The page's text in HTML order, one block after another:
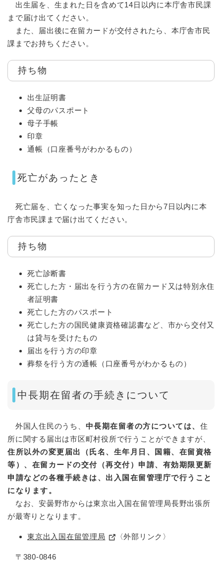
出生届を、生まれた日を含めて14日以内に本庁舎市民課
まで届け出てください。
また、届出後に在留カードが交付されたら、本庁舎市民
課までお持ちください。
持ち物
出生証明書
父母のパスポート
母子手帳
印章
通帳（口座番号がわかるもの）
死亡があったとき
死亡届を、亡くなった事実を知った日から7日以内に本
庁舎市民課まで届け出てください。
持ち物
死亡診断書
死亡した方・届出を行う方の在留カード又は特別永住
者証明書
死亡した方のパスポート
死亡した方の国民健康資格確認書など、市から交付又
は貸与を受けたもの
届出を行う方の印章
葬祭を行う方の通帳（口座番号がわかるもの）
中長期在留者の手続きについて
外国人住民のうち、 中長期在留者の方については、 住
所に関する届出は市区町村役所で行うことができますが、
住所以外の変更届出（氏名、生年月日、国籍、在留資格
等）、在留カードの交付（再交付）申請、有効期限更新
申請などの各種手続きは、出入国在留管理庁で行うこと
になります。
なお、安曇野市からは東京出入国在留管理局長野出張所
が最寄りとなります。
東京出入国在留管理局 〈外部リンク〉
〒380-0846